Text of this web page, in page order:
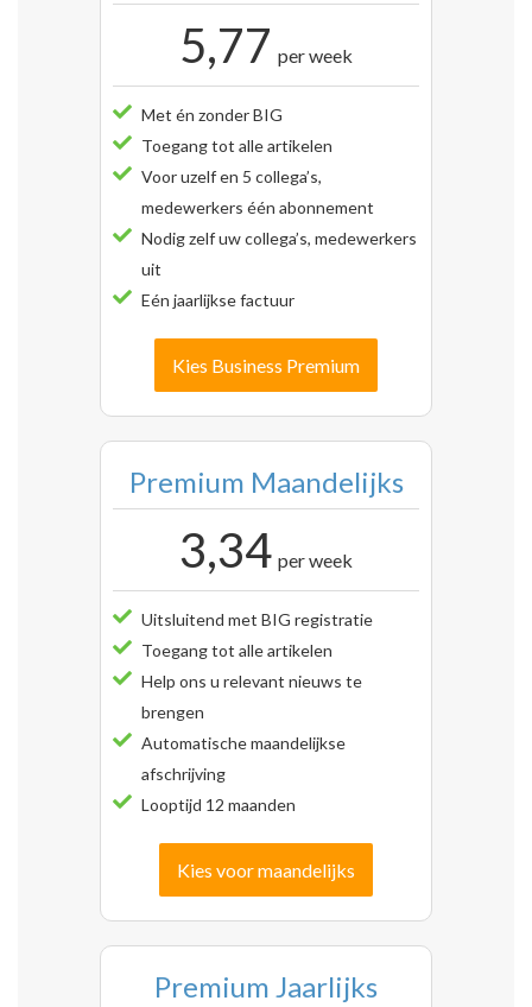
5,77 per week
Met én zonder BIG
Toegang tot alle artikelen
Voor uzelf en 5 collega’s,
medewerkers één abonnement
Nodig zelf uw collega’s, medewerkers
uit
Eén jaarlijkse factuur
Kies Business Premium
Premium Maandelijks
3,34 per week
Uitsluitend met BIG registratie
Toegang tot alle artikelen
Help ons u relevant nieuws te
brengen
Automatische maandelijkse
afschrijving
Looptijd 12 maanden
Kies voor maandelijks
Premium Jaarlijks